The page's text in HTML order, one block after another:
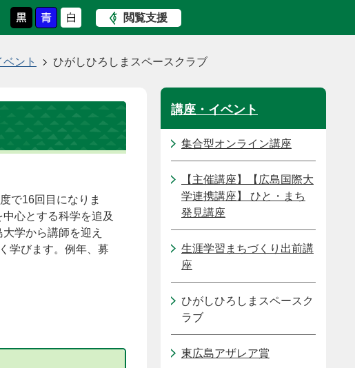
閲覧支援
ント ひがしひろしまスペースクラブ
で16回目になりま
心とする科学を追及
学から講師を迎え
学びます。例年、募
講座・イベント
集合型オンライン講座
【主催講座】【広島国際大
学連携講座】 ひと・まち
発見講座
生涯学習まちづくり出前講
座
ひがしひろしまスペースク
ラブ
東広島アザレア賞